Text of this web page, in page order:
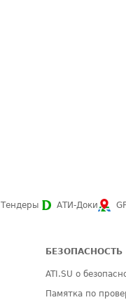
Тендеры АТИ-Доки
БЕЗОПАСНОСТЬ
ATI.SU о
Памятка по